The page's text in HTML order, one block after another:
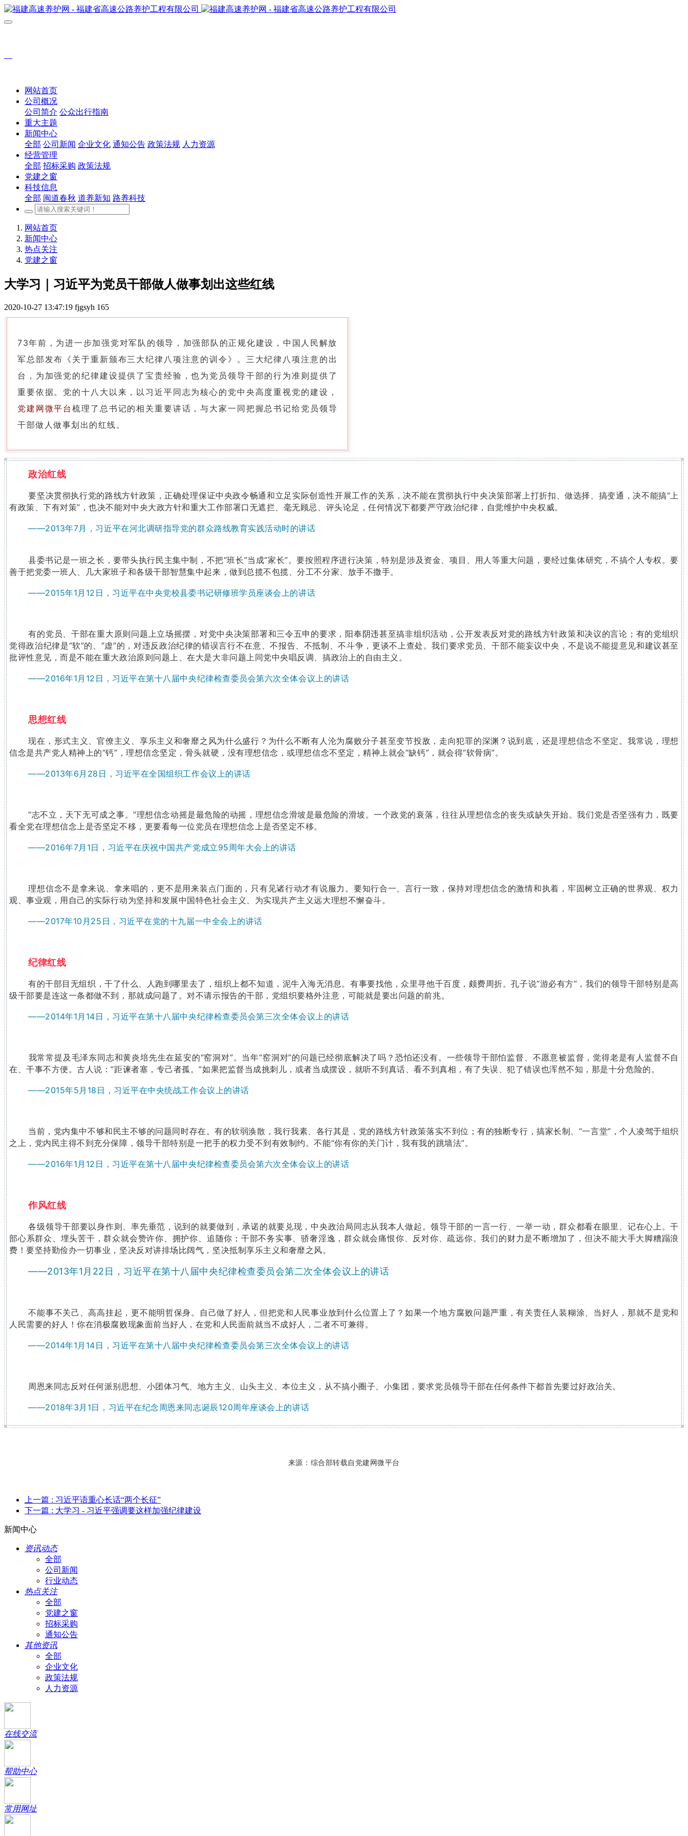
网站首页
公司概况
公司简介 公众出行指南
重大主题
新闻中心
全部 公司新闻 企业文化 通知公告 政策法规 人力资源
经营管理
全部 招标采购 政策法规
党建之窗
科技信息
全部 闽道春秋 道养新知 路养科技
网站首页
新闻中心
热点关注
党建之窗
大学习｜习近平为党员干部做人做事划出这些红线
2020-10-27 13:47:19 fjgsyh 165
73年前，为进一步加强党对军队的领导，加强部队的正规化建设，中国人民解放
军总部发布《关于重新颁布三大纪律八项注意的训令》。三大纪律八项注意的出
台，为加强党的纪律建设提供了宝贵经验，也为党员领导干部的行为准则提供了
重要依据。党的十八大以来，以习近平同志为核心的党中央高度重视党的建设，
党建网微平台梳理了总书记的相关重要讲话，与大家一同把握总书记给党员领导
干部做人做事划出的红线。
政治红线
要坚决贯彻执行党的路线方针政策，正确处理保证中央政令畅通和立足实际创造性开展工作的关系，决不能在贯彻执行中央决策部署上打折扣、做选择、搞变通，决不能搞“上
有政策、下有对策”，也决不能对中央大政方针和重大工作部署口无遮拦、毫无顾忌、评头论足，任何情况下都要严守政治纪律，自觉维护中央权威。
——2013年7月，习近平在河北调研指导党的群众路线教育实践活动时的讲话
县委书记是一班之长，要带头执行民主集中制，不把“班长”当成“家长”。要按照程序进行决策，特别是涉及资金、项目、用人等重大问题，要经过集体研究，不搞个人专权。要
善于把党委一班人、几大家班子和各级干部智慧集中起来，做到总揽不包揽、分工不分家、放手不撒手。
——2015年1月12日，习近平在中央党校县委书记研修班学员座谈会上的讲话
有的党员、干部在重大原则问题上立场摇摆，对党中央决策部署和三令五申的要求，阳奉阴违甚至搞非组织活动，公开发表反对党的路线方针政策和决议的言论；有的党组织
觉得政治纪律是“软”的、“虚”的，对违反政治纪律的错误言行不在意、不报告、不抵制、不斗争，更谈不上查处。我们要求党员、干部不能妄议中央，不是说不能提意见和建议甚至
批评性意见，而是不能在重大政治原则问题上、在大是大非问题上同党中央唱反调、搞政治上的自由主义。
——2016年1月12日，习近平在第十八届中央纪律检查委员会第六次全体会议上的讲话
思想红线
现在，形式主义、官僚主义、享乐主义和奢靡之风为什么盛行？为什么不断有人沦为腐败分子甚至变节投敌，走向犯罪的深渊？说到底，还是理想信念不坚定。我常说，理想
信念是共产党人精神上的“钙”，理想信念坚定，骨头就硬，没有理想信念，或理想信念不坚定，精神上就会“缺钙”，就会得“软骨病”。
——2013年6月28日，习近平在全国组织工作会议上的讲话
“志不立，天下无可成之事。”理想信念动摇是最危险的动摇，理想信念滑坡是最危险的滑坡。一个政党的衰落，往往从理想信念的丧失或缺失开始。我们党是否坚强有力，既要
看全党在理想信念上是否坚定不移，更要看每一位党员在理想信念上是否坚定不移。
——2016年7月1日，习近平在庆祝中国共产党成立95周年大会上的讲话
理想信念不是拿来说、拿来唱的，更不是用来装点门面的，只有见诸行动才有说服力。要知行合一、言行一致，保持对理想信念的激情和执着，牢固树立正确的世界观、权力
观、事业观，用自己的实际行动为坚持和发展中国特色社会主义、为实现共产主义远大理想不懈奋斗。
——2017年10月25日，习近平在党的十九届一中全会上的讲话
纪律红线
有的干部目无组织，干了什么、人跑到哪里去了，组织上都不知道，泥牛入海无消息。有事要找他，众里寻他千百度，颇费周折。孔子说“游必有方”，我们的领导干部特别是高
级干部要是连这一条都做不到，那就成问题了。对不请示报告的干部，党组织要格外注意，可能就是要出问题的前兆。
——2014年1月14日，习近平在第十八届中央纪律检查委员会第三次全体会议上的讲话
我常常提及毛泽东同志和黄炎培先生在延安的“窑洞对”。当年“窑洞对”的问题已经彻底解决了吗？恐怕还没有。一些领导干部怕监督、不愿意被监督，觉得老是有人监督不自
在、干事不方便。古人说：“距谏者塞，专己者孤。”如果把监督当成挑刺儿，或者当成摆设，就听不到真话、看不到真相，有了失误、犯了错误也浑然不知，那是十分危险的。
——2015年5月18日，习近平在中央统战工作会议上的讲话
当前，党内集中不够和民主不够的问题同时存在。有的软弱涣散，我行我素、各行其是，党的路线方针政策落实不到位；有的独断专行，搞家长制、“一言堂”，个人凌驾于组织
之上，党内民主得不到充分保障，领导干部特别是一把手的权力受不到有效制约。不能“你有你的关门计，我有我的跳墙法”。
——2016年1月12日，习近平在第十八届中央纪律检查委员会第六次全体会议上的讲话
作风红线
各级领导干部要以身作则、率先垂范，说到的就要做到，承诺的就要兑现，中央政治局同志从我本人做起。领导干部的一言一行、一举一动，群众都看在眼里、记在心上。干
部心系群众、埋头苦干，群众就会赞许你、拥护你、追随你；干部不务实事、骄奢淫逸，群众就会痛恨你、反对你、疏远你。我们的财力是不断增加了，但决不能大手大脚糟蹋浪
费！要坚持勤俭办一切事业，坚决反对讲排场比阔气，坚决抵制享乐主义和奢靡之风。
——2013年1月22日，习近平在第十八届中央纪律检查委员会第二次全体会议上的讲话
不能事不关己、高高挂起，更不能明哲保身。自己做了好人，但把党和人民事业放到什么位置上了？如果一个地方腐败问题严重，有关责任人装糊涂、当好人，那就不是党和
人民需要的好人！你在消极腐败现象面前当好人，在党和人民面前就当不成好人，二者不可兼得。
——2014年1月14日，习近平在第十八届中央纪律检查委员会第三次全体会议上的讲话
周恩来同志反对任何派别思想、小团体习气、地方主义、山头主义、本位主义，从不搞小圈子、小集团，要求党员领导干部在任何条件下都首先要过好政治关。
——2018年3月1日，习近平在纪念周恩来同志诞辰120周年座谈会上的讲话
来源：综合部转载自党建网微平台
上一篇 : 习近平语重心长话“两个长征”
下一篇 : 大学习 - 习近平强调要这样加强纪律建设
新闻中心
资讯动态
全部
公司新闻
行业动态
热点关注
全部
党建之窗
招标采购
通知公告
其他资讯
全部
企业文化
政策法规
人力资源
在线交流
帮助中心
常用网址